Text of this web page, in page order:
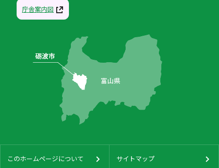
庁舎案内図
このホームページについて サイトマップ